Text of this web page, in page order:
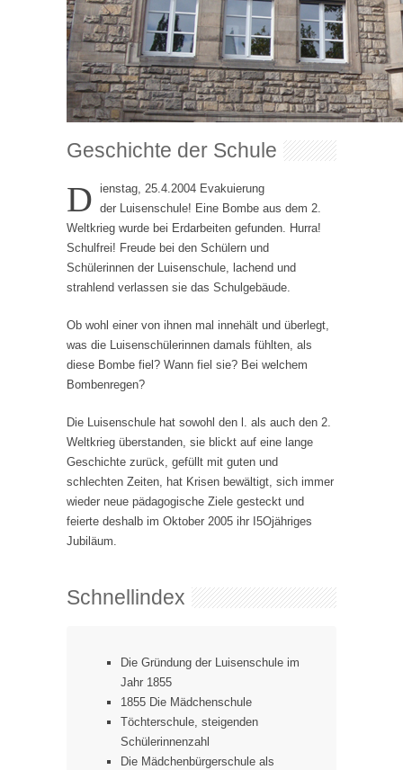
Geschichte der Schule
D ienstag, 25.4.2004 Evakuierung
der Luisenschule! Eine Bombe aus dem 2.
Weltkrieg wurde bei Erdarbeiten gefunden. Hurra!
Schulfrei! Freude bei den Schülern und
Schülerinnen der Luisenschule, lachend und
strahlend verlassen sie das Schulgebäude.
Ob wohl einer von ihnen mal innehält und überlegt,
was die Luisenschülerinnen damals fühlten, als
diese Bombe fiel? Wann fiel sie? Bei welchem
Bombenregen?
Die Luisenschule hat sowohl den l. als auch den 2.
Weltkrieg überstanden, sie blickt auf eine lange
Geschichte zurück, gefüllt mit guten und
schlechten Zeiten, hat Krisen bewältigt, sich immer
wieder neue pädagogische Ziele gesteckt und
feierte deshalb im Oktober 2005 ihr I5Ojähriges
Jubiläum.
Schnellindex
Die Gründung der Luisenschule im
Jahr 1855
1855 Die Mädchenschule
Töchterschule, steigenden
Schülerinnenzahl
Die Mädchenbürgerschule als